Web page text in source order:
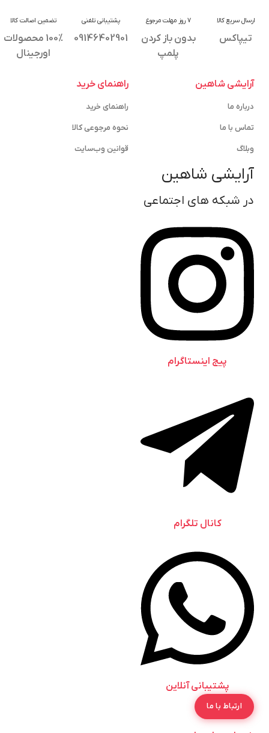
ارسال سریع کالا
تیپاکس
7 روز مهلت مرجوع
بدون باز کردن
پلمپ
پشتیبانی تلفنی
09146402901
تضمین اصالت کالا
100% محصولات
اورجینال
آرایشی شاهین
درباره ما
تماس با ما
وبلاگ
آرایشی شاهین
در شبکه های اجتماعی
پیج اینستاگرام
کانال تلگرام
پشتیبانی آنلاین
ارتباط با ما
راهنمای خرید
راهنمای خرید
نحوه مرجوعی کالا
قوانین وب‌سایت